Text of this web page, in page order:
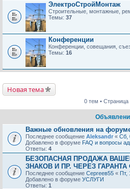
ЭлектроСтройМонтаж
Строительные, монтажные,
Темы: 37
Конференции
Конференции, совещания,
Темы: 16
Новая тема
0 тем • Страница
Важные обновления на
Последнее сообщение Aleksandr « Сб,
Добавлено в форуме FAQ и вопросы
Ответы: 4
БЕЗОПАСНАЯ ПРОДАЖА
ЗНАКОВ И ПР. ЧЕРЕЗ
Последнее сообщение Сергеев55 « Пт,
Добавлено в форуме УСЛУГИ
Ответы: 1